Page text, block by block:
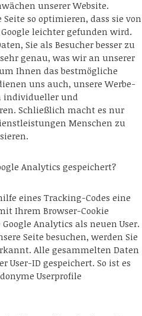
unserer Website.
so optimieren, dass sie von
leichter gefunden wird.
Sie als Besucher besser zu
genau, was wir an unserer
Ihnen das bestmögliche
uns auch, unsere Werbe-
individueller und
Schließlich macht es nur
Menschen zu
Analytics gespeichert?
eines Tracking-Codes eine
Ihrem Browser-Cookie
Analytics als neuen User.
Seite besuchen, werden Sie
Alle gesammelten Daten
User-ID gespeichert. So ist es
Userprofile